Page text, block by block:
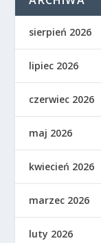
sierpień 2026
lipiec 2026
czerwiec 2026
maj 2026
kwiecień 2026
marzec 2026
luty 2026